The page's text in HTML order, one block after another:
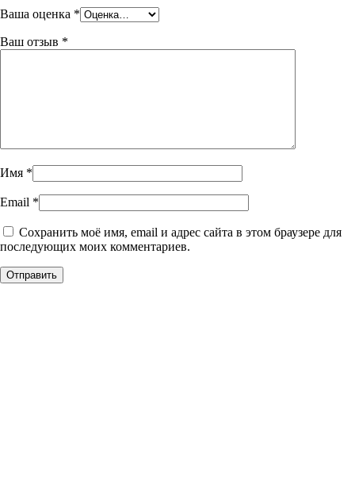
Ваша оценка *
Ваш отзыв *
Имя *
Email *
Сохранить моё имя, email и адрес сайта в этом браузере для
последующих моих комментариев.